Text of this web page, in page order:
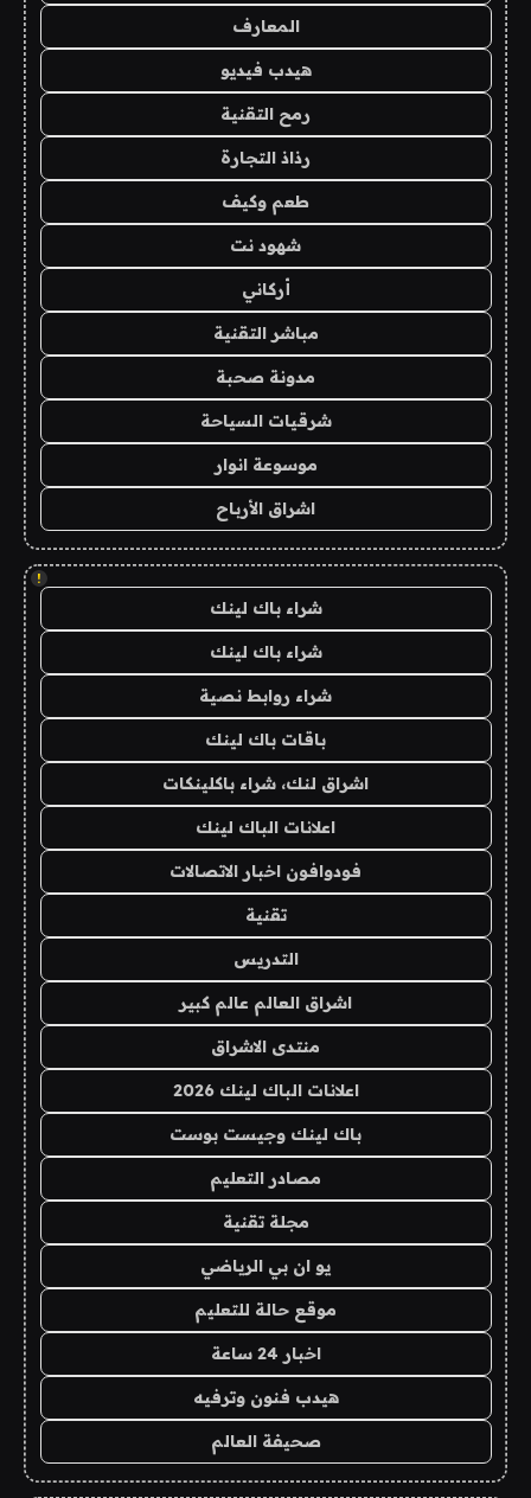
المعارف
هيدب فيديو
رمح التقنية
رذاذ التجارة
طعم وكيف
شهود نت
أركاني
مباشر التقنية
مدونة صحبة
شرقيات السياحة
موسوعة انوار
اشراق الأرباح
!
شراء باك لينك
شراء باك لينك
شراء روابط نصية
باقات باك لينك
اشراق لنك، شراء باكلينكات
اعلانات الباك لينك
فودوافون اخبار الاتصالات
تقنية
التدريس
اشراق العالم عالم كبير
منتدى الاشراق
اعلانات الباك لينك 2026
باك لينك وجيست بوست
مصادر التعليم
مجلة تقنية
يو ان بي الرياضي
موقع حالة للتعليم
اخبار 24 ساعة
هيدب فنون وترفيه
صحيفة العالم